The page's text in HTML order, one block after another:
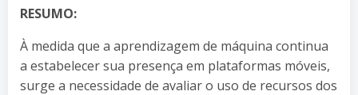
RESUMO:
À medida que a aprendizagem de máquina continua
a estabelecer sua presença em plataformas móveis,
surge a necessidade de avaliar o uso de recursos dos